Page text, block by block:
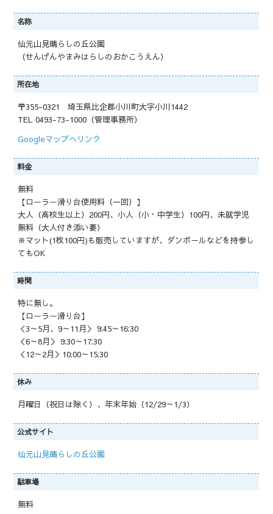
名称
仙元山見晴らしの丘公園
（せんげんやまみはらしのおかこうえん）
所在地
〒355-0321 埼玉県比企郡小川町大字小川1442
TEL 0493-73-1000（管理事務所）
Googleマップへリンク
料金
無料
【ローラー滑り台使用料（一回）】
大人（高校生以上）200円、小人（小・中学生）100円、未就学児
無料（大人付き添い要）
※マット(1枚100円)も販売していますが、ダンボールなどを持参し
てもOK
時間
特に無し。
【ローラー滑り台】
＜3～5月、9～11月＞ 9:45～16:30
＜6～8月＞ 9:30～17:30
＜12～2月＞10:00～15:30
休み
月曜日（祝日は除く）、年末年始（12/29～1/3）
公式サイト
仙元山見晴らしの丘公園
駐車場
無料